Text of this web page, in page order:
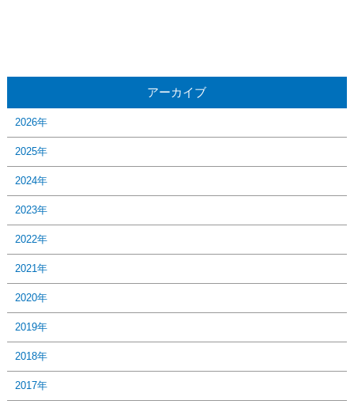
アーカイブ
2026年
2025年
2024年
2023年
2022年
2021年
2020年
2019年
2018年
2017年